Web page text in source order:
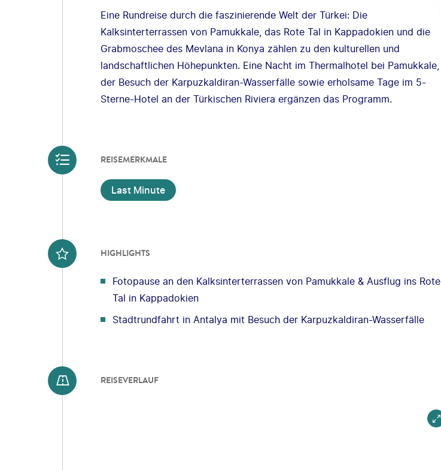
Eine Rundreise durch die faszinierende Welt der Türkei: Die
Kalksinterterrassen von Pamukkale, das Rote Tal in Kappadokien und die
Grabmoschee des Mevlana in Konya zählen zu den kulturellen und
landschaftlichen Höhepunkten. Eine Nacht im Thermalhotel bei Pamukkale,
der Besuch der Karpuzkaldiran-Wasserfälle sowie erholsame Tage im 5-
Sterne-Hotel an der Türkischen Riviera ergänzen das Programm.
REISEMERKMALE
Last Minute
HIGHLIGHTS
Fotopause an den Kalksinterterrassen von Pamukkale & Ausflug ins Rote
Tal in Kappadokien
Stadtrundfahrt in Antalya mit Besuch der Karpuzkaldiran-Wasserfälle
REISEVERLAUF